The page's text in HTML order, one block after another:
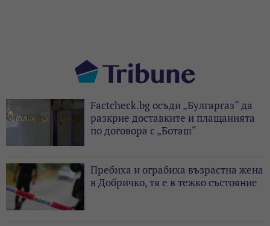
Factcheck.bg осъди „Булгаргаз“ да
разкрие доставките и плащанията
по договора с „Боташ“
Пребиха и ограбиха възрастна жена
в Добричко, тя е в тежко състояние